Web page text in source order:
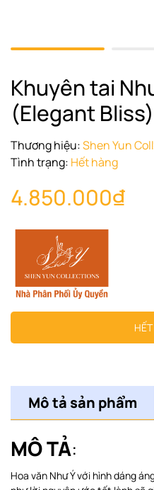
Khuyên tai
(Elegant Bliss)
Thương hiệu:Shen Yun
Tình trạng: Hết hàng
4.850.000₫
Mô tả sản phẩm
MÔ TẢ:
Hoa văn Như Ý với hình dáng